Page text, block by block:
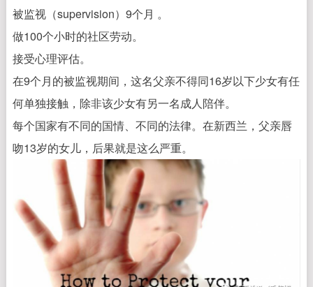
被监视（supervision）9个月 。
做100个小时的社区劳动。
接受心理评估。
在9个月的被监视期间，这名父亲不得同16岁以下少女有任
何单独接触，除非该少女有另一名成人陪伴。
每个国家有不同的国情、不同的法律。在新西兰，父亲唇
吻13岁的女儿，后果就是这么严重。